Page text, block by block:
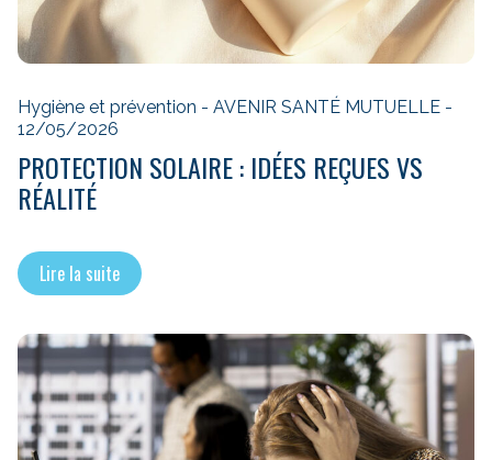
Hygiène et prévention - AVENIR SANTÉ MUTUELLE -
12/05/2026
PROTECTION SOLAIRE : IDÉES REÇUES VS
RÉALITÉ
Lire la suite